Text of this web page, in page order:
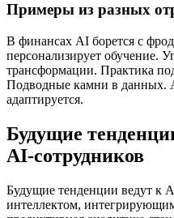
Примеры из разных
В финансах AI борется с
персонализирует обучение.
трансформации. Практика
Подводные камни в данных.
адаптируется.
Будущие
AI-сотрудников
Будущие тенденции ведут к
интеллектом,